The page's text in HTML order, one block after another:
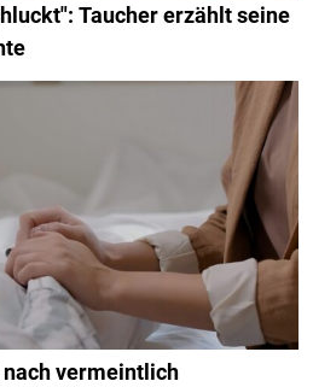
Taucher erzählt seine
vermeintlich